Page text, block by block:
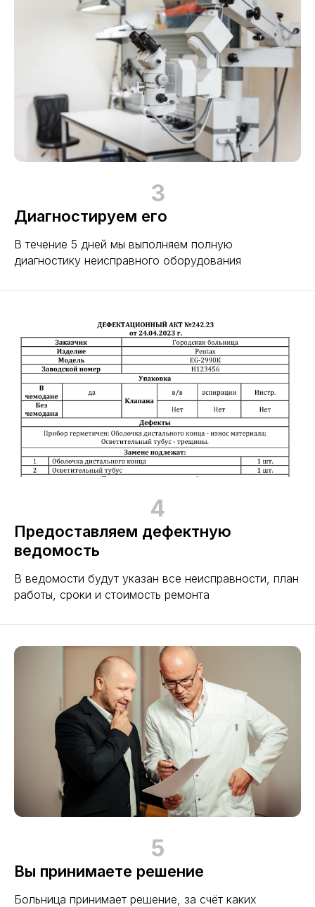
3
Диагностируем его
В течение 5 дней мы выполняем полную
диагностику неисправного оборудования
4
Предоставляем дефектную
ведомость
В ведомости будут указан все неисправности, план
работы, сроки и стоимость ремонта
5
Вы принимаете решение
Больница принимает решение, за счёт каких
Резервный парк
непрерывности
работы